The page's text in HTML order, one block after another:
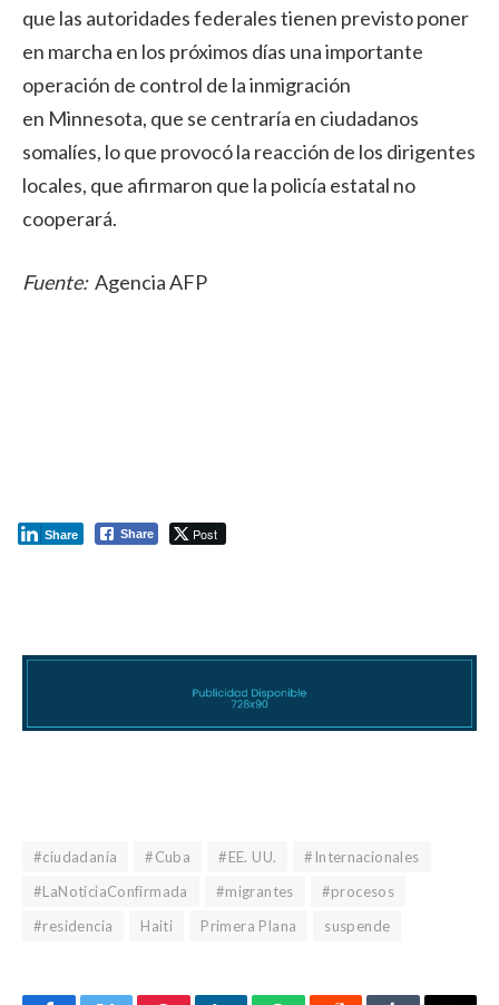
que las autoridades federales tienen previsto poner
en marcha en los próximos días una importante
operación de control de la inmigración
en Minnesota, que se centraría en ciudadanos
somalíes, lo que provocó la reacción de los dirigentes
locales, que afirmaron que la policía estatal no
cooperará.
Fuente: Agencia AFP
Share Post
Share
#ciudadanía #Cuba #EE. UU.
#Internacionales
#LaNoticiaConfirmada
#migrantes
#procesos
#residencia
Haiti Primera Plana suspende